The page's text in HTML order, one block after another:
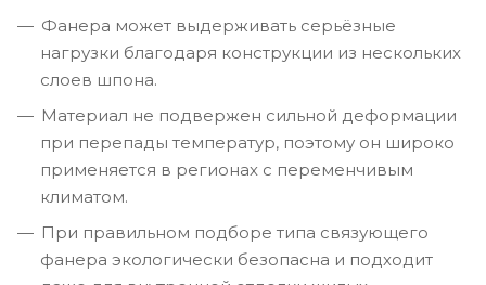
Фанера может выдерживать серьёзные
нагрузки благодаря конструкции из нескольких
слоев шпона.
Материал не подвержен сильной деформации
при перепады температур, поэтому он широко
применяется в регионах с переменчивым
климатом.
При правильном подборе типа связующего
фанера экологически безопасна и подходит